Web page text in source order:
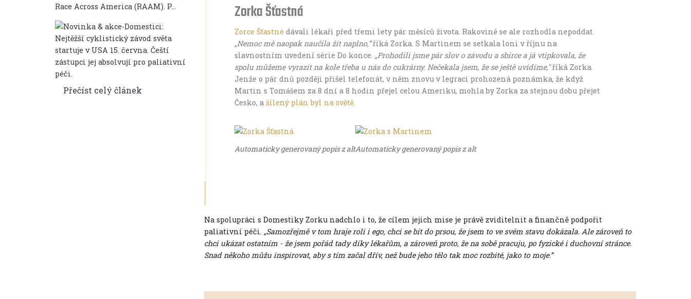
Race Across America (RAAM). P...
Přečíst celý článek
Zorka Šťastná
Zorce Šťastné dávali lékaři před třemi lety pár měsíců života. Rakovině se ale rozhodla nepoddat.
„Nemoc mě naopak naučila žít naplno,”říká Zorka. S Martinem se setkala loni v říjnu na
slavnostním uvedení série Do konce. „Prohodili jsme pár slov o závodu a sbírce a já vtipkovala, že
spolu můžeme vyrazit na kole třeba u nás do cukrárny. Nečekala jsem, že se ještě uvidíme,"říká Zorka.
Jenže o pár dnů později přišel telefonát, v něm znovu v legraci prohozená poznámka, že když
Martin s Tomášem za 8 dní a 8 hodin přejel celou Ameriku, mohla by Zorka za stejnou dobu přejet
Česko, a šílený plán byl na světě.
Automaticky generovaný popis z altAutomaticky generovaný popis z alt
Na spolupráci s Domestiky Zorku nadchlo i to, že cílem jejich mise je právě zviditelnit a finančně podpořit
paliativní péči. „Samozřejmě v tom hraje roli i ego, chci se bít do prsou, že jsem to ve svém stavu dokázala. Ale zároveň to
chci ukázat ostatním - že jsem pořád tady díky lékařům, a zároveň proto, že na sobě pracuju, po fyzické i duchovní stránce.
Snad někoho můžu inspirovat, aby s tím začal dřív, než bude jeho tělo tak moc rozbité, jako to moje.”